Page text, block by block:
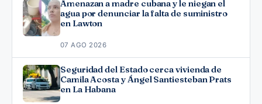
Amenazan a madre cubana y le niegan el
agua por denunciar la falta de suministro
en Lawton
07 AGO 2026
Seguridad del Estado cerca vivienda de
Camila Acosta y Ángel Santiesteban Prats
en La Habana